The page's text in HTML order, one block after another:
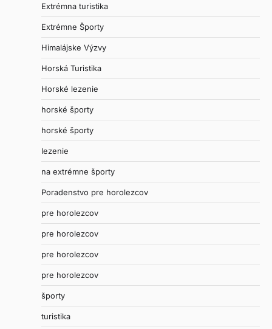
Extrémna turistika
Extrémne Športy
Himalájske Výzvy
Horská Turistika
Horské lezenie
horské športy
horské športy
lezenie
na extrémne športy
Poradenstvo pre horolezcov
pre horolezcov
pre horolezcov
pre horolezcov
pre horolezcov
športy
turistika